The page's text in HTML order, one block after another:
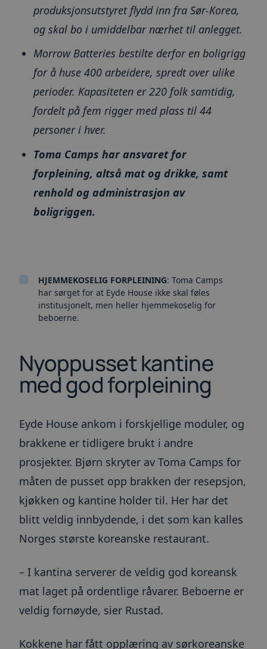
produksjonsutstyret flydd inn fra Sør-Korea,
og skal bo i umiddelbar nærhet til anlegget.
Morrow Batteries bestilte derfor en boligrigg
for å huse 400 arbeidere, spredt over ulike
perioder. Kapasiteten er 220 folk samtidig,
fordelt på fem rigger med plass til 44
personer i hver.
Toma Camps har ansvaret for
forpleining, altså mat og drikke, samt
renhold og administrasjon av
boligriggen.
HJEMMEKOSELIG FORPLEINING: Toma Camps
har sørget for at Eyde House ikke skal føles
institusjonelt, men heller hjemmekoselig for
beboerne.
Nyoppusset kantine
med god forpleining
Eyde House ankom i forskjellige moduler, og
brakkene er tidligere brukt i andre
prosjekter. Bjørn skryter av Toma Camps for
måten de pusset opp brakken der resepsjon,
kjøkken og kantine holder til. Her har det
blitt veldig innbydende, i det som kan kalles
Norges største koreanske restaurant.
– I kantina serverer de veldig god koreansk
mat laget på ordentlige råvarer. Beboerne er
veldig fornøyde, sier Rustad.
Kokkene har fått opplæring av sørkoreanske